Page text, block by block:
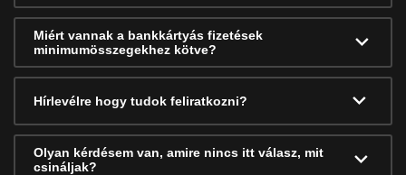
Miért vannak a bankkártyás fizetések
minimumösszegekhez kötve?
Hírlevélre hogy tudok feliratkozni?
Olyan kérdésem van, amire nincs itt válasz, mit
csináljak?